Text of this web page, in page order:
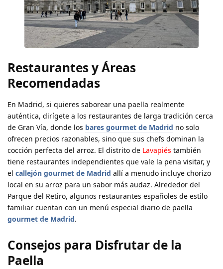
Restaurantes y Áreas
Recomendadas
En Madrid, si quieres saborear una paella realmente
auténtica, dirígete a los restaurantes de larga tradición cerca
de Gran Vía, donde los bares gourmet de Madrid no solo
ofrecen precios razonables, sino que sus chefs dominan la
cocción perfecta del arroz. El distrito de Lavapiés también
tiene restaurantes independientes que vale la pena visitar, y
el callejón gourmet de Madrid allí a menudo incluye chorizo
local en su arroz para un sabor más audaz. Alrededor del
Parque del Retiro, algunos restaurantes españoles de estilo
familiar cuentan con un menú especial diario de paella
gourmet de Madrid.
Consejos para Disfrutar de la
Paella